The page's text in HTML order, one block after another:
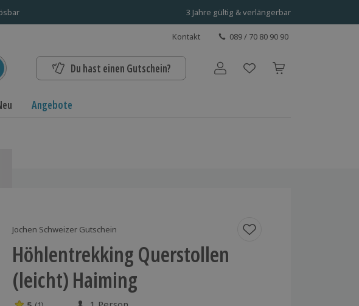
3 Jahre gültig & verlängerbar
Kontakt 089 / 70 80 90 90
Du hast einen Gutschein? Benutzerkonto
Angebote
Jochen Schweizer Gutschein
Höhlentrekking Querstollen
(leicht) Haiming